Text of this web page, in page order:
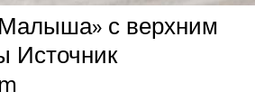
с верхним
Источник